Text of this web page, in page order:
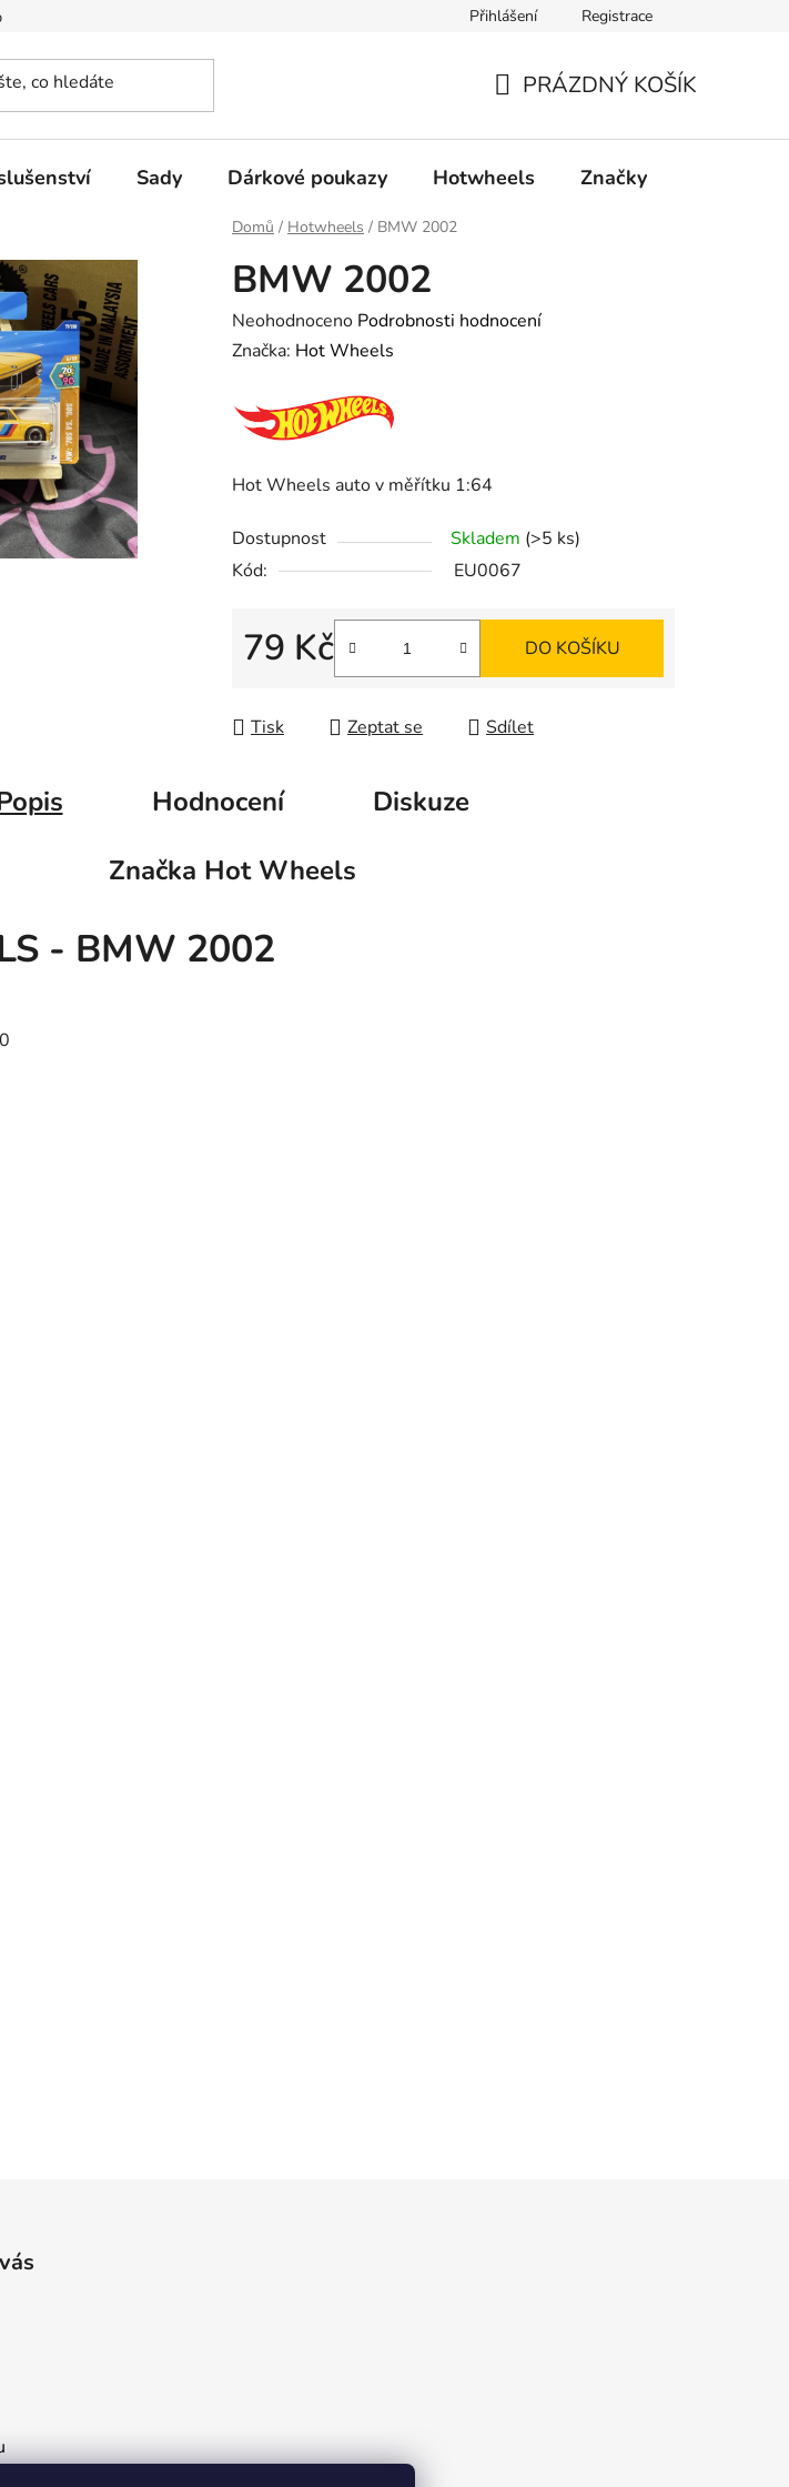
Obchodní podmínky Podmínky ochrany osobních údajů
Přihlášení Registrace
KOŠÍK
PRÁZDNÝ KOŠÍK
Sady Dárkové poukazy Hotwheels Značky
Domů / Hotwheels / BMW 2002
BMW 2002
Průměrné
hodnocení
je
0,0
hvězdiček.
Neohodnoceno Podrobnosti hodnocení
Značka: Hot Wheels
Hot Wheels auto v měřítku 1:64
Dostupnost Skladem (>5 ks)
Kód:
EU0067
79 Kč
Měrná cena:
DO KOŠÍKU
Tisk Zeptat se Sdílet
Hodnocení
Diskuze
Značka Hot Wheels
- BMW 2002